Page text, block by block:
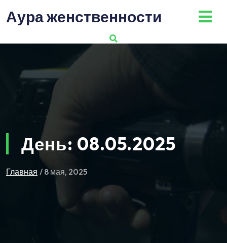
содержимому
Аура женственности
День: 08.05.2025
Главная / 8 мая, 2025